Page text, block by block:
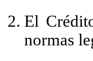
El
normas